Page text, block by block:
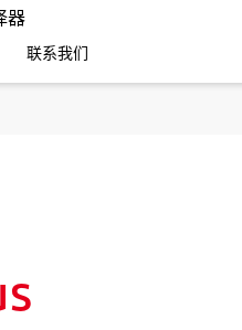
器
联系我们